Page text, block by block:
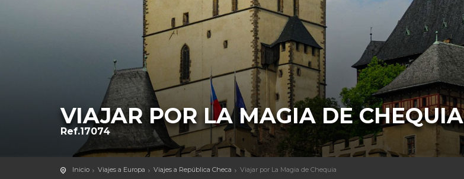
VIAJAR POR LA MAGIA DE CHEQUIA
Ref.17074
Inicio Viajes a Europa Viajes a República Checa Viajar por La Magia de Chequia